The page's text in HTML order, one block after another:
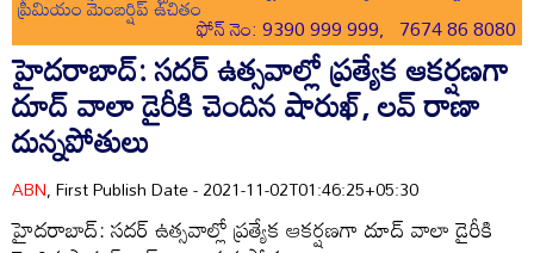
ప్రీమియం మెంబర్షిప్ ఉచితం
ఫోన్ నెం: 9390 999 999, 7674 86 8080
హైదరాబాద్: సదర్ ఉత్సవాల్లో ప్రత్యేక ఆకర్షణగా
దూద్ వాలా డైరీకి చెందిన షారుఖ్, లవ్ రాణా
దున్నపోతులు
ABN, First Publish Date - 2021-11-02T01:46:25+05:30
హైదరాబాద్: సదర్ ఉత్సవాల్లో ప్రత్యేక ఆకర్షణగా దూద్ వాలా డైరీకి